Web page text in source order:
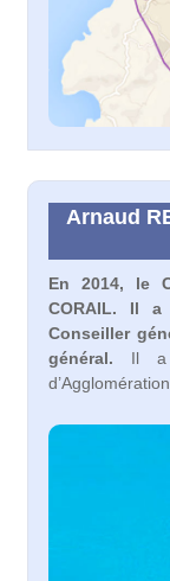
Arnaud
En 2014, le
CORAIL. Il
Conseiller
général. Il a